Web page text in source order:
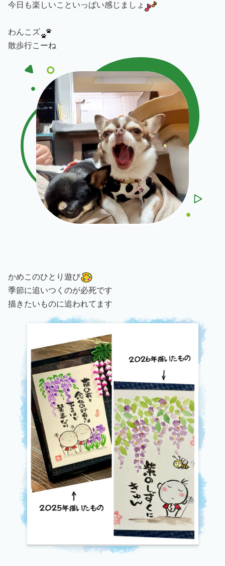
今日も楽しいこといっぱい感じましょ
わんこズ
散歩行こーね
かめこのひとり遊び
季節に追いつくのが必死です
描きたいものに追われてます